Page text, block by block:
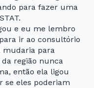
para fazer uma
e eu me lembro
ir ao consultório
mudaria para
região nunca
então ela ligou
se eles poderiam